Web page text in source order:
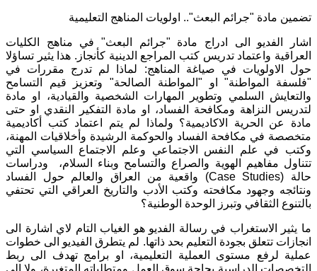
تضمين مادة "جرائم البعث".. اولويات المناهج التعليمية
اشار الفديو الى ادراج مادة "جرائم البعث" في مناهج الكليات
العراقية واعتماد تدريس كتب المراجع الدينية كأنجاز. هذا يثير تساؤلا
حول الاولويات في صياغة المناهج: لماذا لم تدرج مقررات في
"فلسفة المواطنة" او "المواطنة الصالحة" وتعزيز قيم التسامح
والتعايش السلمي وتطوير المهارات الشخصية والقيادية، او مادة
لتدريس النزاهة ومكافحة الفساد، او مادة التفكير النقدي او حتى
مادة عن الحرية الاكاديمية؟ ولماذا لم يتم اعتماد كتب أكاديمية
متخصصة في مكافحة الفساد والحوكمة الرشيدة وأخلاقيات المهنة،
وكتب في علم النفس الاجتماعي وعلم الاجتماع السياسي التي
تتناول مفاهيم الهوية والصراع والتسامح وبناء السلام، ودراسات
حالة (Case Studies) واقعية من العراق والعالم حول الفساد
ونتائجه وجهود مكافحته وكتب الأدب والتاريخ العراقي التي تحتفي
بالتنوع الثقافي وتبرز الوحدة الوطنية؟
ما يثير الاستغراب في رسالة الفديو هو الغياب التام لاي اشارة الى
انجازات تتعلق بجودة التعليم بحد ذاتها. لم يتطرق الفيديو الى خطوات
عملية لرفع مستوى العملية التعليمية، او برامج تهدف الى ربط
التخصصات الدراسية بحاجة سوق العمل ومتطلباته المتغيرة، ولا إلى